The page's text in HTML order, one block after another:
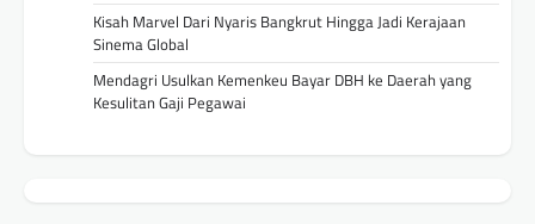
Kisah Marvel Dari Nyaris Bangkrut Hingga Jadi Kerajaan
Sinema Global
Mendagri Usulkan Kemenkeu Bayar DBH ke Daerah yang
Kesulitan Gaji Pegawai